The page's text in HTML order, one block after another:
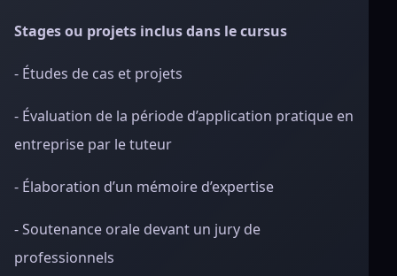
Stages ou projets inclus dans le cursus
- Études de cas et projets
- Évaluation de la période d’application pratique en
entreprise par le tuteur
- Élaboration d’un mémoire d’expertise
- Soutenance orale devant un jury de
professionnels